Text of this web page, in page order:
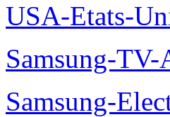
USA-Etats-
Samsung-
Samsung-